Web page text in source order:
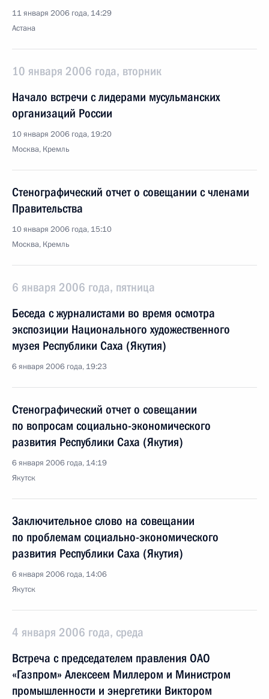
11 января 2006 года, 14:29
Астана
10 января 2006 года, вторник
Начало встречи с лидерами мусульманских
организаций России
10 января 2006 года, 19:20
Москва, Кремль
Стенографический отчет о совещании с членами
Правительства
10 января 2006 года, 15:10
Москва, Кремль
6 января 2006 года, пятница
Беседа с журналистами во время осмотра
экспозиции Национального художественного
музея Республики Саха (Якутия)
6 января 2006 года, 19:23
Стенографический отчет о совещании
по вопросам социально-экономического
развития Республики Саха (Якутия)
6 января 2006 года, 14:19
Якутск
Заключительное слово на совещании
по проблемам социально-экономического
развития Республики Саха (Якутия)
6 января 2006 года, 14:06
Якутск
4 января 2006 года, среда
Встреча с председателем правления ОАО
«Газпром» Алексеем Миллером и Министром
промышленности и энергетики Виктором